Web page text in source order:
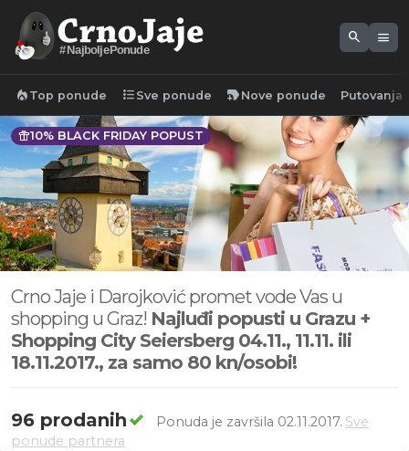
#NajboljePonude
search menu
local_fire_department Top ponude format_list_bulleted Sve ponude new_label Nove ponude Putovanja
featured_seasonal_and_gifts10% BLACK FRIDAY POPUST
Crno Jaje i Darojković promet vode Vas u
shopping u Graz! Najluđi popusti u Grazu +
Shopping City Seiersberg 04.11., 11.11. ili
18.11.2017., za samo 80 kn/osobi!
96 prodanih Ponuda je završila 02.11.2017. Sve
ponude partnera